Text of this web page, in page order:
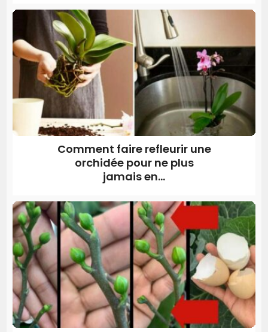
Comment faire refleurir une
orchidée pour ne plus
jamais en...